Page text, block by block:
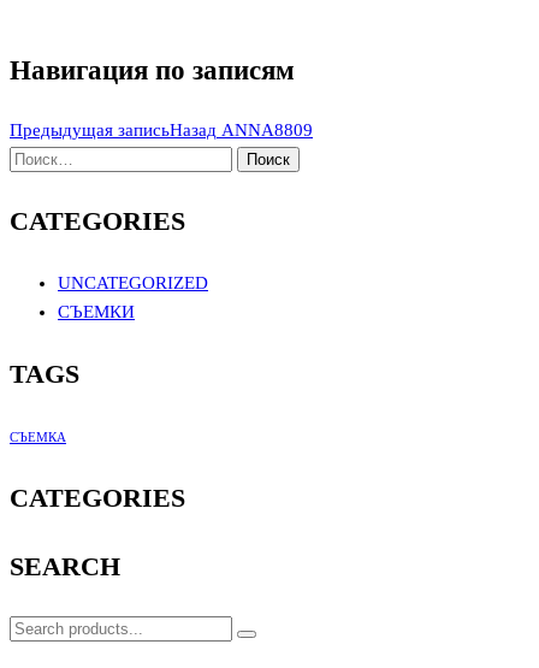
Навигация по записям
Предыдущая записьНазад ANNA8809
CATEGORIES
UNCATEGORIZED
СЪЕМКИ
TAGS
СЪЕМКА
CATEGORIES
SEARCH